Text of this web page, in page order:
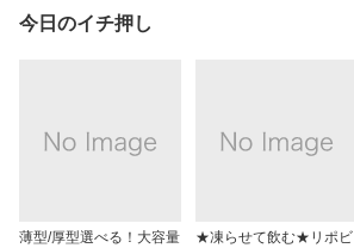
今日のイチ押し
薄型/厚型選べる！大容量
★凍らせて飲む★リポビ